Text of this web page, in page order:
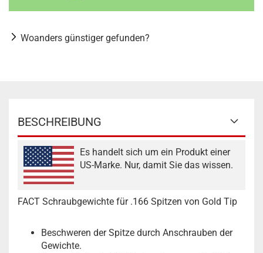
Woanders günstiger gefunden?
BESCHREIBUNG
Es handelt sich um ein Produkt einer
US-Marke. Nur, damit Sie das wissen.
FACT Schraubgewichte für .166 Spitzen von Gold Tip
Beschweren der Spitze durch Anschrauben der
Gewichte.